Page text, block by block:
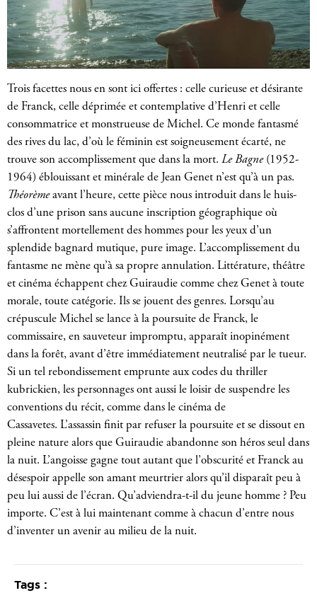
Trois facettes nous en sont ici offertes : celle curieuse et désirante
de Franck, celle déprimée et contemplative d’Henri et celle
consommatrice et monstrueuse de Michel. Ce monde fantasmé
des rives du lac, d’où le féminin est soigneusement écarté, ne
trouve son accomplissement que dans la mort. Le Bagne (1952-
1964) éblouissant et minérale de Jean Genet n’est qu’à un pas.
Théorèmeavant l’heure, cette pièce nous introduit dans le huis-
clos d’une prison sans aucune inscription géographique où
s’affrontent mortellement des hommes pour les yeux d’un
splendide bagnard mutique, pure image. L’accomplissement du
fantasme ne mène qu’à sa propre annulation. Littérature, théâtre
et cinéma échappent chez Guiraudie comme chez Genet à toute
morale, toute catégorie. Ils se jouent des genres. Lorsqu’au
crépuscule Michel se lance à la poursuite de Franck, le
commissaire, en sauveteur impromptu, apparaît inopinément
dans la forêt, avant d’être immédiatement neutralisé par le tueur.
Si un tel rebondissement emprunte aux codes du thriller
kubrickien, les personnages ont aussi le loisir de suspendre les
conventions du récit, comme dans le cinéma de
Cassavetes. L’assassin finit par refuser la poursuite et se dissout en
pleine nature alors que Guiraudie abandonne son héros seul dans
la nuit. L’angoisse gagne tout autant que l’obscurité et Franck au
désespoir appelle son amant meurtrier alors qu’il disparaît peu à
peu lui aussi de l’écran. Qu’adviendra-t-il du jeune homme ? Peu
importe. C’est à lui maintenant comme à chacun d’entre nous
d’inventer un avenir au milieu de la nuit.
Tags :